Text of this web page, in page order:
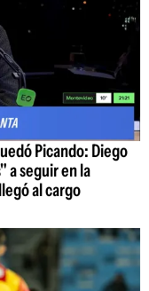
Picando: Diego
a seguir en la
al cargo